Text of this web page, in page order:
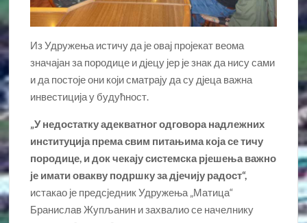
Из Удружења истичу да је овај пројекат веома
значајан за породице и дјецу јер је знак да нису сами
и да постоје они који сматрају да су дјеца важна
инвестиција у будућност.
„У недостатку адекватног одговора надлежних
институција према свим питањима која се тичу
породице, и док чекају системска рјешења важно
је имати овакву подршку за дјечију радост“,
истакао је предсједник Удружења „Матица“
Бранислав Жупљанин и захвалио се начелнику